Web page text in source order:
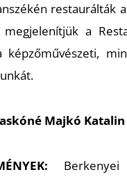
restaurálták
a
Majkó Katalin